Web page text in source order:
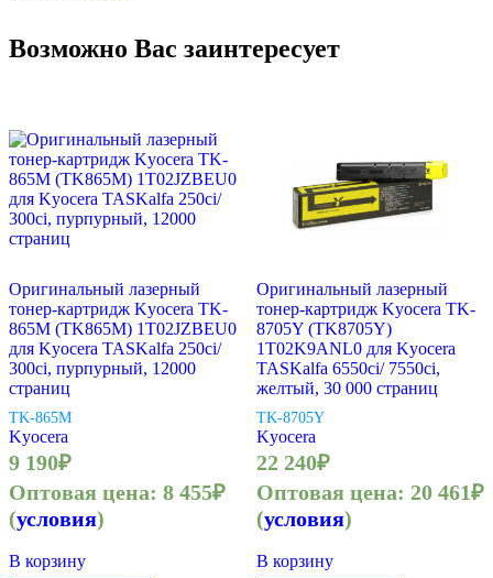
Возможно Вас заинтересует
Оригинальный лазерный
тонер-картридж Kyocera TK-
865M (TK865M) 1T02JZBEU0
для Kyocera TASKalfa 250ci/
300ci, пурпурный, 12000
страниц
TK-865M
Kyocera
9 190₽
Оптовая цена: 8 455₽
(условия)
В корзину
Оригинальный лазерный
тонер-картридж Kyocera TK-
8705Y (TK8705Y)
1T02K9ANL0 для Kyocera
TASKalfa 6550ci/ 7550ci,
желтый, 30 000 страниц
TK-8705Y
Kyocera
22 240₽
Оптовая цена: 20 461₽
(условия)
В корзину